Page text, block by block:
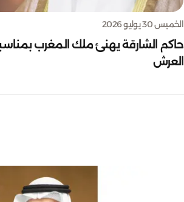
الخميس 30 يوليو 2026
حاكم الشارقة يهنئ ملك المغرب
العرش